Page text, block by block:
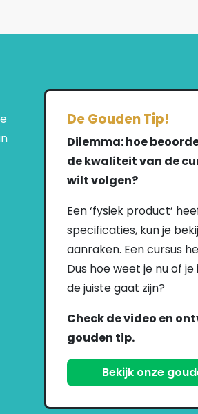
De Gouden Tip!
Dilemma: hoe
de kwaliteit van de
wilt volgen?
Een ‘fysiek product’
specificaties, kun je
aanraken. Een cursus
Dus hoe weet je nu of
de juiste gaat zijn?
Check de video en
gouden tip.
Bekijk onze